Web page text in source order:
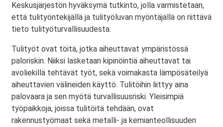
Keskusjärjestön hyväksymä tutkinto, jolla varmistetaan,
että tulityöntekijällä ja tulityöluvan myöntäjällä on riittävä
tieto tulityöturvallisuudesta.
Tulityöt ovat töitä, jotka aiheuttavat ympäristössä
paloriskin. Niiksi lasketaan kipinöintiä aiheuttavat tai
avoliekillä tehtävät työt, sekä voimakasta lämpösäteilyä
aiheuttavien välineiden käyttö. Tulitöihin liittyy aina
palovaara ja sen myötä turvallisuusriski. Yleisimpiä
työpaikkoja, joissa tulitöitä tehdään, ovat
rakennustyömaat sekä metalli- ja kemianteollisuuden